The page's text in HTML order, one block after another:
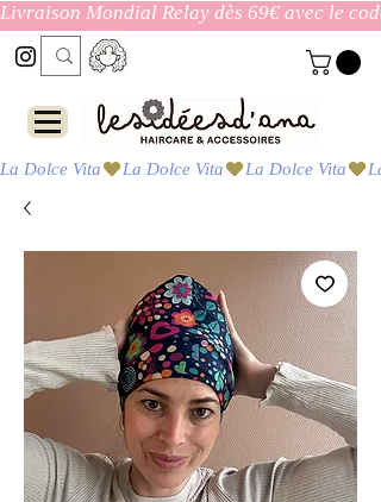
Livraison Mondial Relay dès 69€ avec le
La Dolce Vita